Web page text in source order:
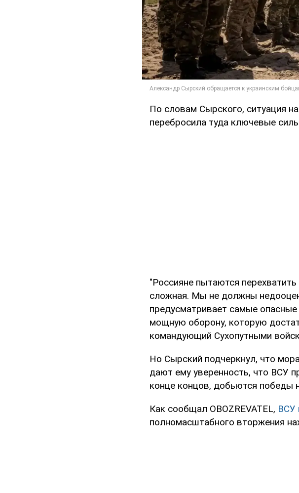
По словам Сырского, ситуация
перебросила туда ключевые
"Россияне пытаются
сложная. Мы не должны
предусматривает самые
мощную оборону, которую
командующий Сухопутными
Но Сырский подчеркнул, что
дают ему уверенность, что ВСУ
конце концов, добьются победы
Как сообщал OBOZREVATEL, ВСУ
полномасштабного вторжения